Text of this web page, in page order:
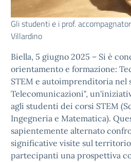
Gli studenti e i prof.
Villardino
Biella, 5 giugno 2025 – Si è
orientamento e formazione:
STEM e autoimprenditoria nel
Telecomunicazioni",
agli studenti dei corsi STEM
Ingegneria e Matematica).
sapientemente alternato
significative visite sul
partecipanti una prospettiva